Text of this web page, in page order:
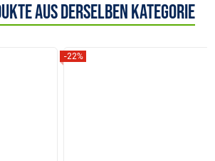
aus derselben Kategorie
-22%